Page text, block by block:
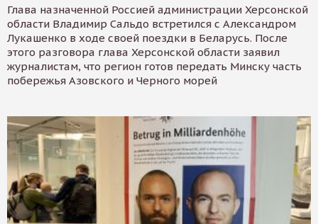
Глава назначенной Россией администрации Херсонской
области Владимир Сальдо встретился с Александром
Лукашенко в ходе своей поездки в Беларусь. После
этого разговора глава Херсонской области заявил
журналистам, что регион готов передать Минску часть
побережья Азовского и Черного морей